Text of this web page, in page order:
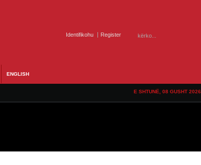
Identifikohu Register
ENGLISH
E SHTUNË, 08 GUSHT 2026